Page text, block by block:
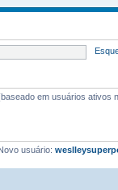
em usuários ativos
usuário: